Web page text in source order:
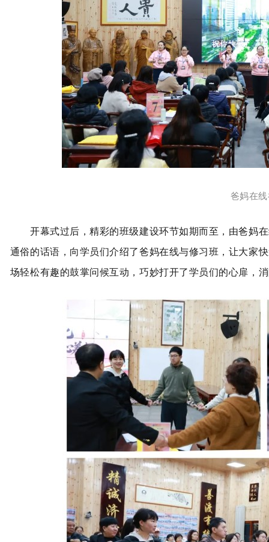
爸妈在
开幕式过后，精彩的班级建设环节如期而至，由爸妈
通俗的话语，向学员们介绍了爸妈在线与修习班，让大家
场轻松有趣的鼓掌问候互动，巧妙打开了学员们的心扉，